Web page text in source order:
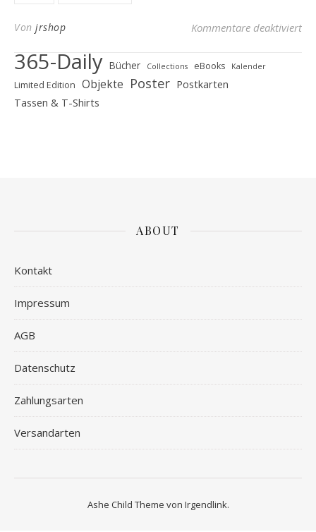
Von jrshop Kommentare deaktiviertfür
365-Daily Bücher Collections eBooks Kalender
Limited Edition Objekte Poster Postkarten
Tassen & T-Shirts
ABOUT
Kontakt
Impressum
AGB
Datenschutz
Zahlungsarten
Versandarten
Ashe Child Theme von Irgendlink.